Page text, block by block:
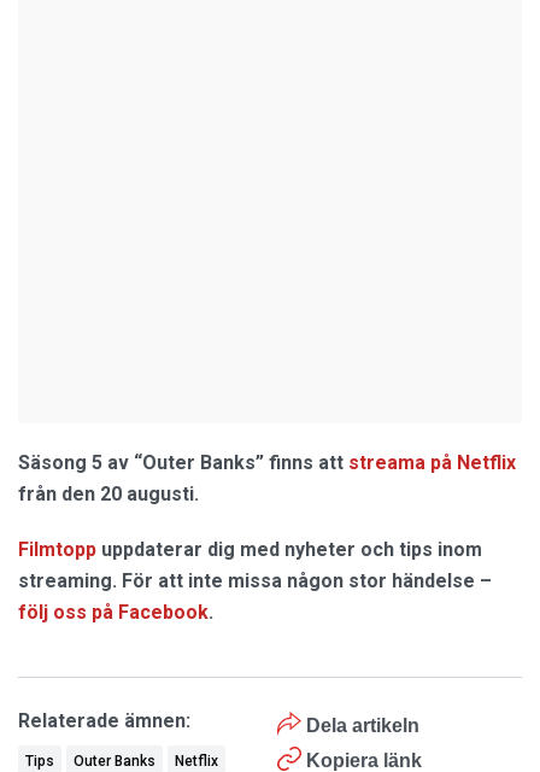
Säsong 5 av “Outer Banks” finns att streama på Netflix
från den 20 augusti.
Filmtopp uppdaterar dig med nyheter och tips inom
streaming. För att inte missa någon stor händelse –
följ oss på Facebook.
Dela artikeln
Kopiera länk
Relaterade ämnen:
Tips Outer Banks Netflix